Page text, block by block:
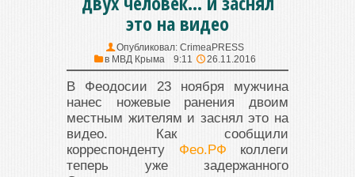
это на видео
Опубликовал: CrimeaPRESS
в МВД Крыма 9:11 26.11.2016
В Феодосии 23 ноября мужчина
нанес ножевые ранения двоим
местным жителям и заснял это на
видео. Как сообщили
корреспонденту Фео.РФ коллеги
теперь уже задержанного